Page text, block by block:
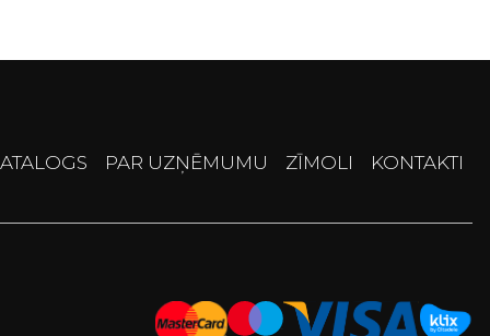
PAR UZŅĒMUMU ZĪMOLI KONTAKTI